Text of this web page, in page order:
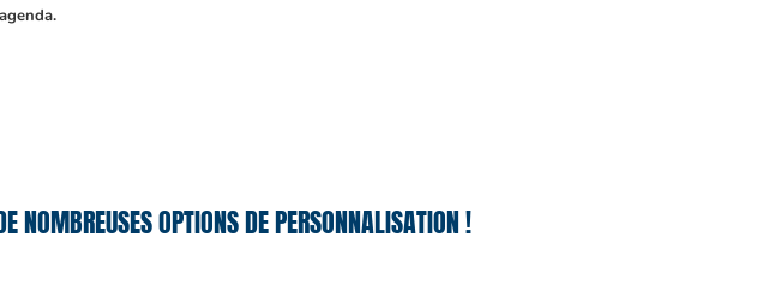
NOMBREUSES OPTIONS DE PERSONNALISATION !